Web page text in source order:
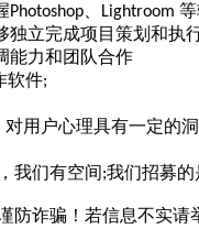
Photoshop Lightroom
独立完成项目策划和执
能力和团队合作
软件;
用户心理具有一定的
我们有空间;我们招募
防诈骗！若信息不实请